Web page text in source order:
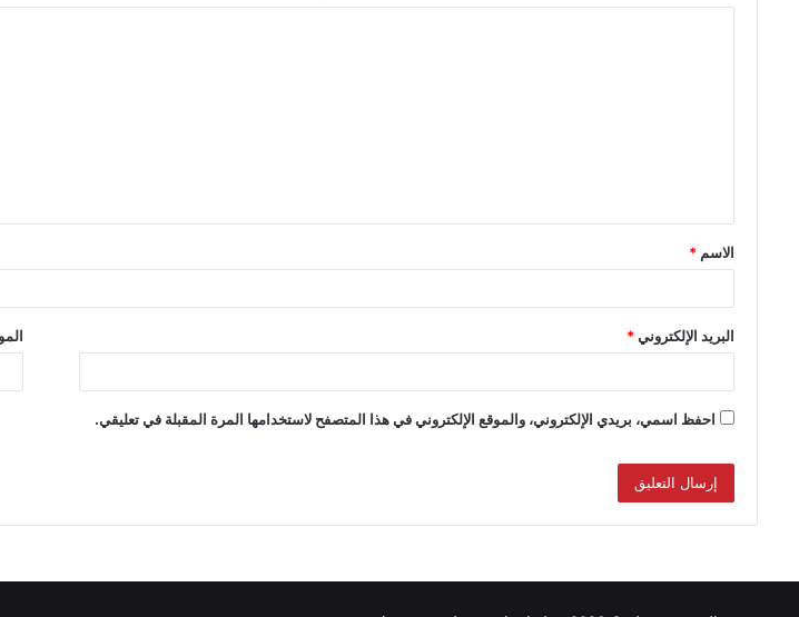
الاسم *
البريد الإلكتروني*
احفظ اسمي، بريدي الإلكتروني، والموقع الإلكتروني في هذا المتصفح لاستخدامها المرة المقبلة في تعليقي.